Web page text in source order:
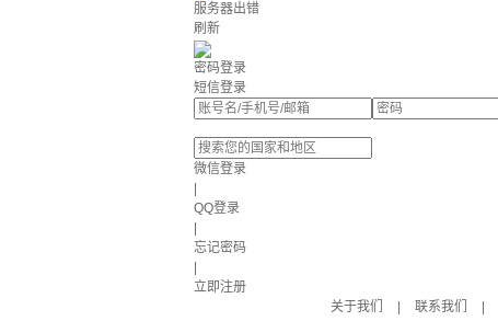
服务器出错
刷新
密码登录
短信登录
微信登录
QQ登录
忘记密码
立即注册
关于我们
联系我们